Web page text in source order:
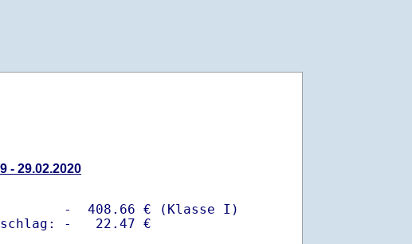
- 29.02.2020
-  408.66 € (Klasse I)
-   22.47 €